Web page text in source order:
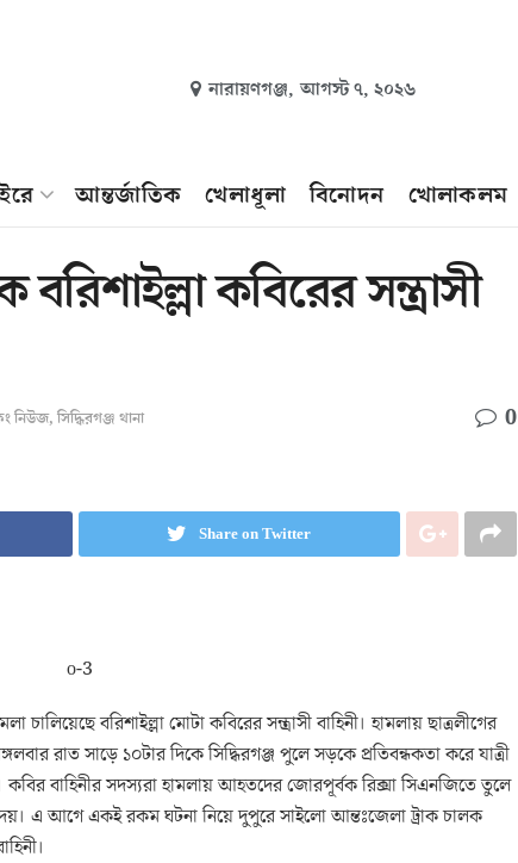
নারায়ণগঞ্জ, আগস্ট ৭, ২০২৬
আন্তর্জাতিক খেলাধূলা বিনোদন খোলাকলম
কবিরের সন্ত্রাসী
নিউজ, সিদ্ধিরগঞ্জ থানা 0
Share on Twitter
বরিশাইল্লা মোটা কবিরের সন্ত্রাসী বাহিনী। হামলায় ছাত্রলীগের
রাত সাড়ে ১০টার দিকে সিদ্ধিরগঞ্জ পুলে সড়কে প্রতিবন্ধকতা করে যাত্রী
কবির বাহিনীর সদস্যরা হামলায় আহতদের জোরপূর্বক রিক্সা সিএনজিতে তুলে
এ আগে একই রকম ঘটনা নিয়ে দুপুরে সাইলো আন্তঃজেলা ট্রাক চালক